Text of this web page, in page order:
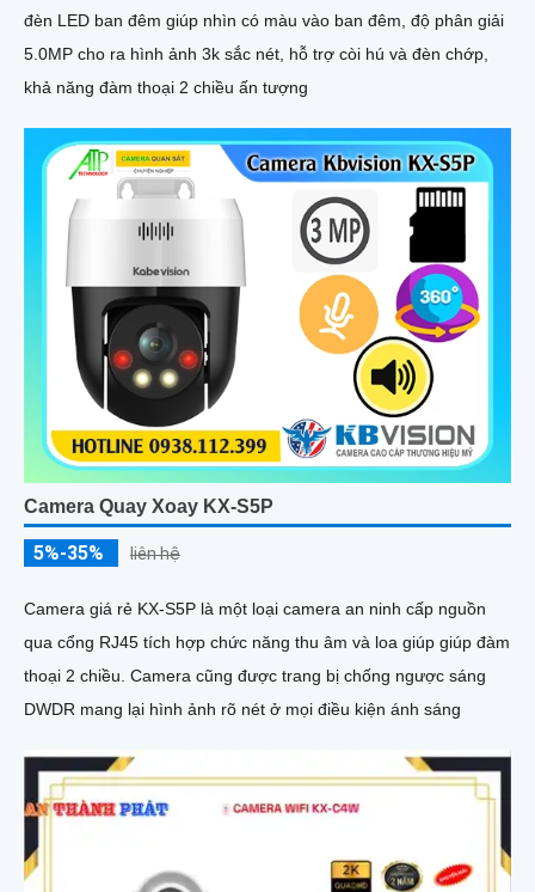
đèn LED ban đêm giúp nhìn có màu vào ban đêm, độ phân giải
5.0MP cho ra hình ảnh 3k sắc nét, hỗ trợ còi hú và đèn chớp,
khả năng đàm thoại 2 chiều ấn tượng
Camera Quay Xoay KX-S5P
5%-35% liên hệ
Camera giá rẻ KX-S5P là một loại camera an ninh cấp nguồn
qua cổng RJ45 tích hợp chức năng thu âm và loa giúp giúp đàm
thoại 2 chiều. Camera cũng được trang bị chống ngược sáng
DWDR mang lại hình ảnh rõ nét ở mọi điều kiện ánh sáng